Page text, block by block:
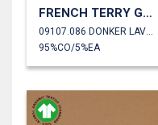
FRENCH TERRY GOTS
09107.086 DONKER LAVENDEL
95%CO/5%EA